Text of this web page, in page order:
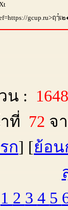
gcup.ru>ฤๅ๋
น :
ที่ 72 จ
ก] [ย้อ
1 2 3 4 5